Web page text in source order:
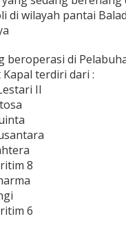
di wilayah pantai
beroperasi di
terdiri dari :
II
8
6